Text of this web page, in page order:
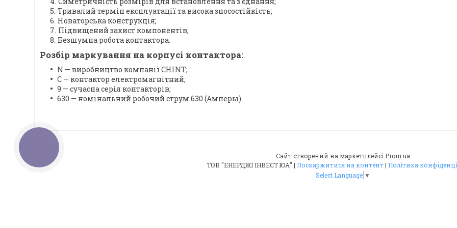
Тривалий термін експлуатації та висока зносостійкість;
Новаторська конструкція;
Підвищений захист компонентів;
Безшумна робота контактора.
Розбір маркування на корпусі контактора:
N — виробництво компанії CHINT;
C — контактор електромагнітний;
9 — сучасна серія контакторів;
630 — номінальний робочий струм 630 (Амперы).
Сайт створений на маркетплейсі Prom.ua
ТОВ "ЕНЕРДЖІ ІНВЕСТ ЮА" | Поскаржитися на контент | Політика
Select Language ▼